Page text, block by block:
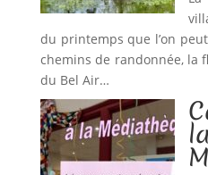
du printemps que l’on
chemins de randonnée, la
du Bel Air…
la